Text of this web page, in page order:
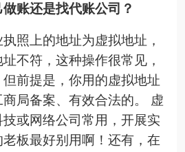
账还是找代账公司？
照上的地址为虚拟地址，
不符，这种操作很常见，
前提是，你用的虚拟地址
局备案、有效合法的。 虚
或网络公司常用，开展实
板最好别用啊！还有，在